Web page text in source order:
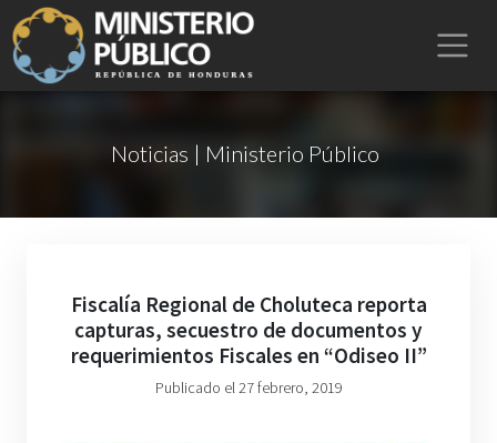
Noticias | Ministerio Público
Fiscalía Regional de Choluteca reporta
capturas, secuestro de documentos y
requerimientos Fiscales en “Odiseo II”
Publicado el 27 febrero, 2019